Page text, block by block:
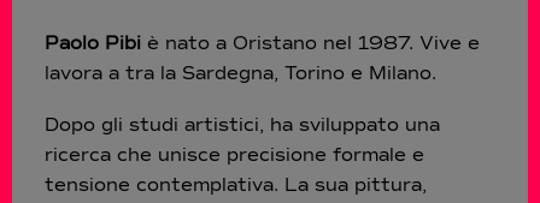
Paolo Pibi è nato a Oristano nel 1987. Vive e
lavora a tra la Sardegna, Torino e Milano.
Dopo gli studi artistici, ha sviluppato una
ricerca che unisce precisione formale e
tensione contemplativa. La sua pittura,